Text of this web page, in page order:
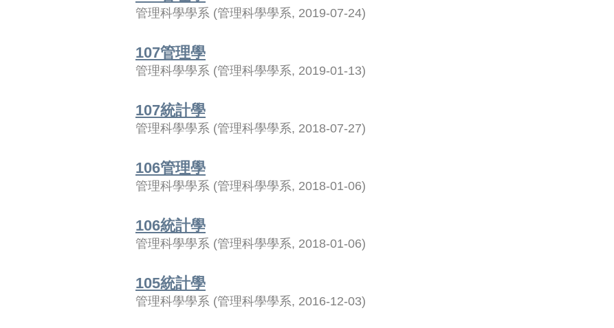
管理科學學系 (管理科學學系, 2019-07-24)
107管理學
管理科學學系 (管理科學學系, 2019-01-13)
107統計學
管理科學學系 (管理科學學系, 2018-07-27)
106管理學
管理科學學系 (管理科學學系, 2018-01-06)
106統計學
管理科學學系 (管理科學學系, 2018-01-06)
105統計學
管理科學學系 (管理科學學系, 2016-12-03)